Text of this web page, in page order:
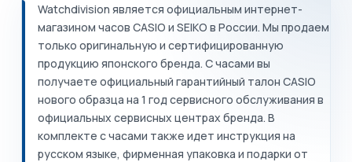
Watchdivision является официальным интернет-
магазином часов CASIO и SEIKO в России. Мы продаем
только оригинальную и сертифицированную
продукцию японского бренда. С часами вы
получаете официальный гарантийный талон CASIO
нового образца на 1 год сервисного обслуживания в
официальных сервисных центрах бренда. В
комплекте с часами также идет инструкция на
русском языке, фирменная упаковка и подарки от